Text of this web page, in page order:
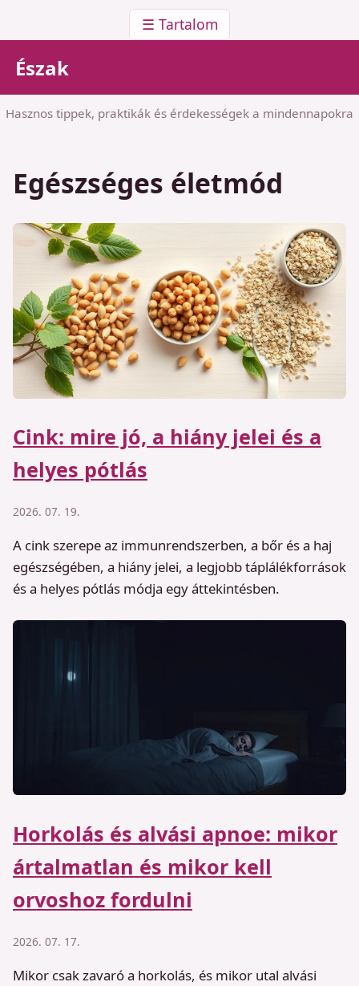
☰ Tartalom
Észak
Hasznos tippek, praktikák és érdekességek a mindennapokra
Egészséges életmód
Cink: mire jó, a hiány jelei és a
helyes pótlás
2026. 07. 19.
A cink szerepe az immunrendszerben, a bőr és a haj
egészségében, a hiány jelei, a legjobb táplálékforrások
és a helyes pótlás módja egy áttekintésben.
Horkolás és alvási apnoe: mikor
ártalmatlan és mikor kell
orvoshoz fordulni
2026. 07. 17.
Mikor csak zavaró a horkolás, és mikor utal alvási